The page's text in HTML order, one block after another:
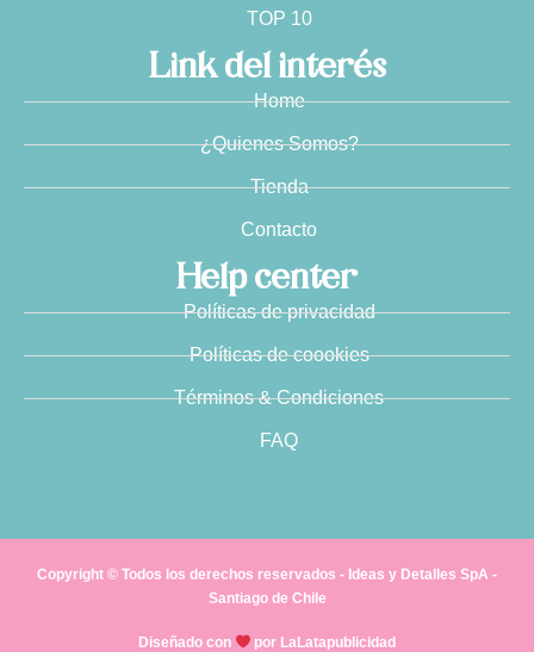
TOP 10
Link del interés
Home
¿Quienes Somos?
Tienda
Contacto
Help center
Políticas de privacidad
Políticas de coookies
Términos & Condiciones
FAQ
Copyright © Todos los derechos reservados - Ideas y Detalles SpA -
Santiago de Chile
Diseñado con por LaLatapublicidad